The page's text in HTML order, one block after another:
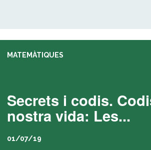
MATEMÀTIQUES
Secrets i codis.
nostra vida: Les...
01/07/19